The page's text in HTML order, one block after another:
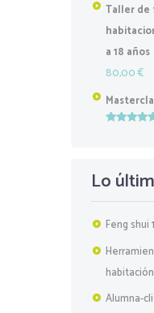
Taller de
a 18 años
80,00€
Lo
Feng shui
Alumna-